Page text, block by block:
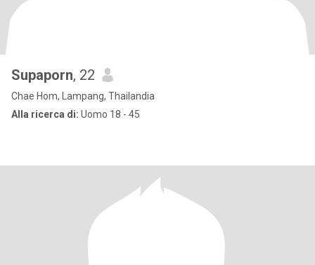
Supaporn, 22
Chae Hom, Lampang, Thailandia
Alla ricerca di: Uomo 18 - 45